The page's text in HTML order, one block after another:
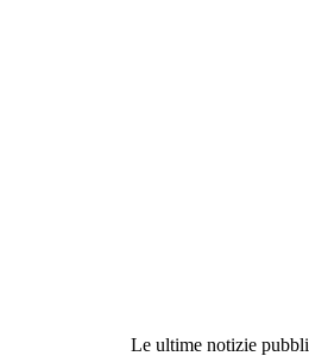
Le ultime notizie